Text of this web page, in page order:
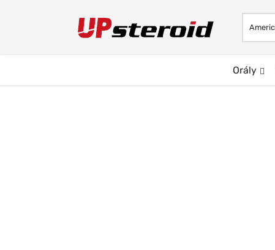
Orály